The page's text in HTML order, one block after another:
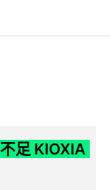
足 KIOXIA